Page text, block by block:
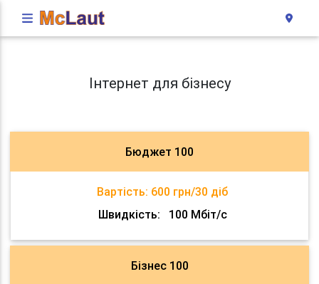
Інтернет для бізнесу
Бюджет 100
Вартість: 600 грн/30 діб
Швидкість:
100 Мбіт/с
Бізнес 100